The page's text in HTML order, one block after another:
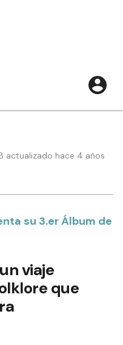
actualizado hace 4 años
su 3.er Álbum de
viaje
que